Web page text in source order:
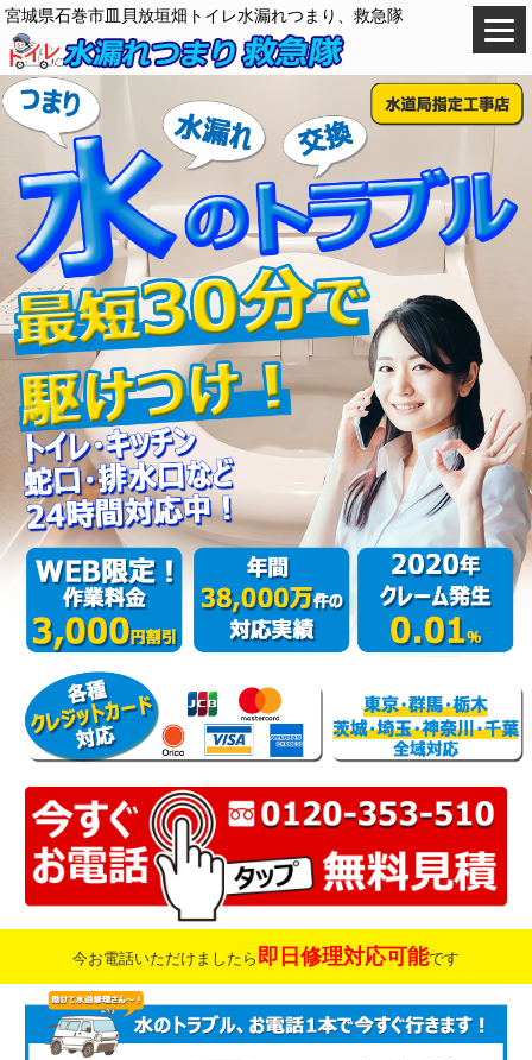
宮城県石巻市皿貝放垣畑トイレ水漏れつまり、救急隊
今お電話いただけましたら 即日修理対応可能です